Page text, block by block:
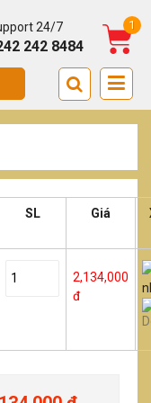
24/7
242 8484
1
SL Giá
2,134,000
đ